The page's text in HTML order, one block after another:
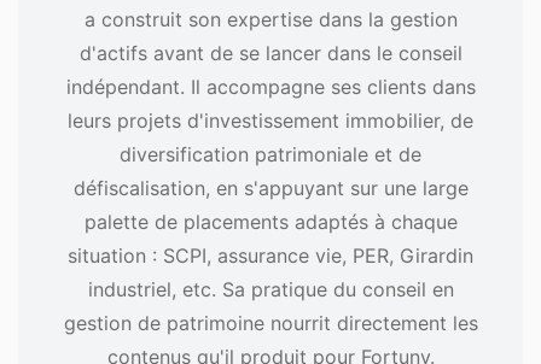
a construit son expertise dans la gestion
d'actifs avant de se lancer dans le conseil
indépendant. Il accompagne ses clients dans
leurs projets d'investissement immobilier, de
diversification patrimoniale et de
défiscalisation, en s'appuyant sur une large
palette de placements adaptés à chaque
situation : SCPI, assurance vie, PER, Girardin
industriel, etc. Sa pratique du conseil en
gestion de patrimoine nourrit directement les
contenus qu'il produit pour Fortuny.